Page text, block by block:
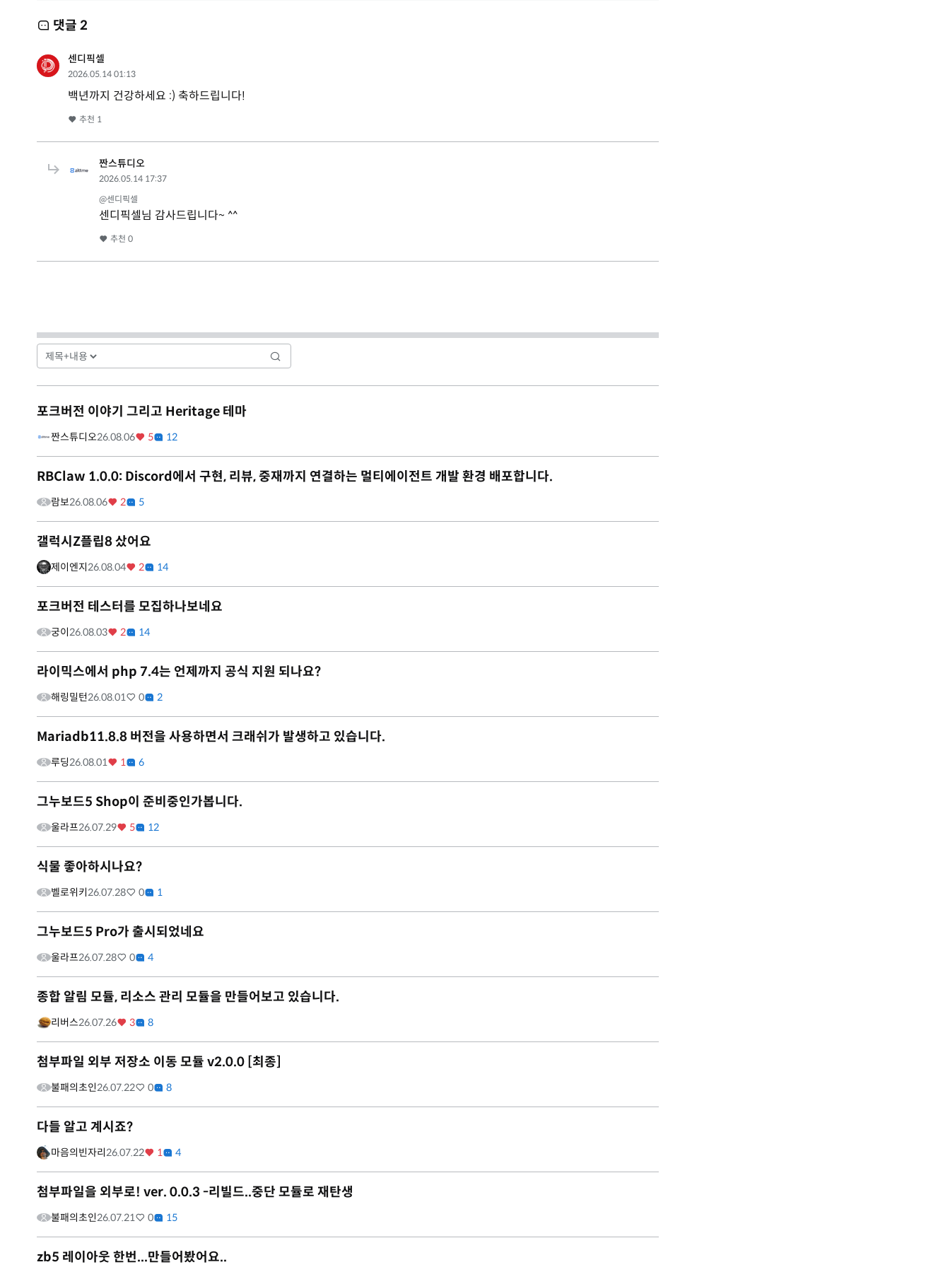
댓글 2
센디픽셀
2026.05.14 01:13
백년까지 건강하세요 :) 축하드립니다!
추천 1
짠스튜디오
2026.05.14 17:37
@센디픽셀
센디픽셀님 감사드립니다~ ^^
추천 0
포크버전 이야기 그리고 Heritage 테마
짠스튜디오26.08.06 5 12
RBClaw 1.0.0: Discord에서 구현, 리뷰, 중재까지 연결하는 멀티에이전트 개발 환경 배포합니다.
람보26.08.06 2 5
갤럭시Z플립8 샀어요
제이엔지 26.08.04 2 14
포크버전 테스터를 모집하나보네요
궁이 26.08.03 2 14
라이믹스에서 php 7.4는 언제까지 공식 지원 되나요?
해링밀턴26.08.01 0 2
Mariadb11.8.8 버전을 사용하면서 크래쉬가 발생하고 있습니다.
루딩26.08.01 1 6
그누보드5 Shop이 준비중인가봅니다.
울라프26.07.29 5 12
식물 좋아하시나요?
벨로위키 26.07.28 0 1
그누보드5 Pro가 출시되었네요
울라프26.07.28 0 4
종합 알림 모듈, 리소스 관리 모듈을 만들어보고 있습니다.
리버스26.07.26 3 8
첨부파일 외부 저장소 이동 모듈 v2.0.0 [최종]
불패의초인26.07.22 0 8
다들 알고 계시죠?
마음의빈자리 26.07.22 1 4
첨부파일을 외부로! ver. 0.0.3 -리빌드..중단 모듈로 재탄생
불패의초인26.07.21 0 15
zb5 레이아웃 한번...만들어봤어요..